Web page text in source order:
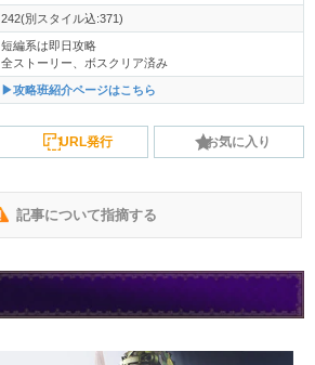
242(別スタイル込:371)
短編系は即日攻略
全ストーリー、ボスクリア済み
▶攻略班紹介ページはこちら
URL発行 お気に入り
記事について指摘する